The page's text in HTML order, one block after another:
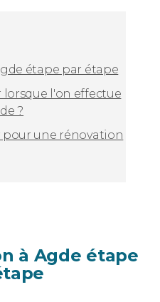
étape par étape
lorsque l'on effectue
?
une rénovation
à Agde étape